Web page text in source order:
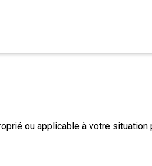
ou applicable à votre